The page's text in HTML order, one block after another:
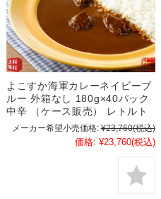
よこすか海軍カレーネイビーブ
ルー 外箱なし 180g×40パック
中辛 （ケース販売） レトルト
メーカー希望小売価格: ¥23,760(税込)
価格: ¥23,760(税込)